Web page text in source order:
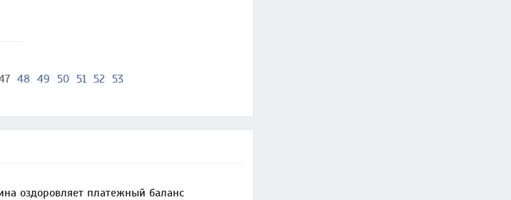
48 49 50 51 52 53
оздоровляет платежный баланс